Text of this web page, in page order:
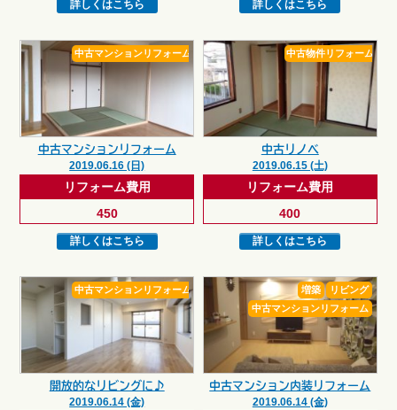
詳しくはこちら 詳しくはこちら
中古マンションリフォーム
中古マンションリフォーム
2019.06.16 (日)
リフォーム費用
450
詳しくはこちら
中古物件リフォーム
中古リノベ
2019.06.15 (土)
リフォーム費用
400
詳しくはこちら
中古マンションリフォーム
開放的なリビングに♪
2019.06.14 (金)
増築
リビング
中古マンションリフォーム
中古マンション内装リフォーム
2019.06.14 (金)